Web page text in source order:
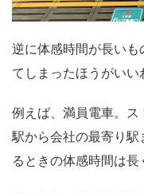
逆に体感時間が長いも
てしまったほうがいい
例えば、満員電車。ス
駅から会社の最寄り
るときの体感時間は長